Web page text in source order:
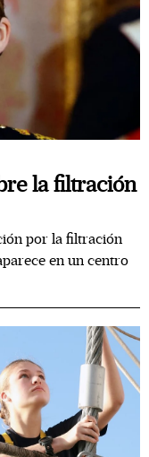
la filtración
por la filtración
en un centro